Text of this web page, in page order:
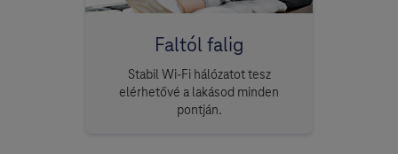
Faltól falig
Stabil Wi-Fi hálózatot tesz
elérhetővé a lakásod minden
pontján.